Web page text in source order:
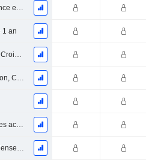
Total des actifs, 1 an Croissance en %
1 an
Capitaux Propres ordinaires, Croissance 1 an
Flux de trésorerie d’exploitation, Croissance 1 an
Flux de trésorerie libre pour les actionnaires FCFE, Croissance 1 an
Flux de trésorerie libre pour l’ensemble des pourvoyeurs de fonds (créanciers et actionnaires) FCFF, Croissance 1 an